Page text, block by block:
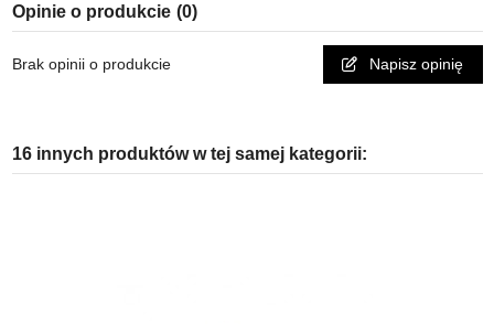
Opinie o produkcie (0)
Brak opinii o produkcie Napisz opinię
16 innych produktów w tej samej kategorii: